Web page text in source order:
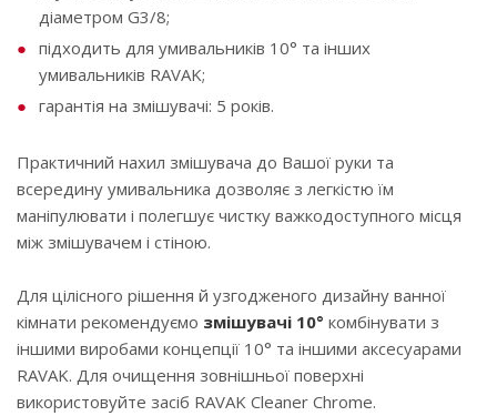
діаметром G3/8;
підходить для умивальників 10° та інших
умивальників RAVAK;
гарантія на змішувачі: 5 років.
Практичний нахил змішувача до Вашої руки та
всередину умивальника дозволяє з легкістю їм
маніпулювати і полегшує чистку важкодоступного місця
між змішувачем і стіною.
Для цілісного рішення й узгодженого дизайну ванної
кімнати рекомендуємо змішувачі 10° комбінувати з
іншими виробами концепції 10° та іншими аксесуарами
RAVAK. Для очищення зовнішньої поверхні
використовуйте засіб RAVAK Cleaner Chrome.